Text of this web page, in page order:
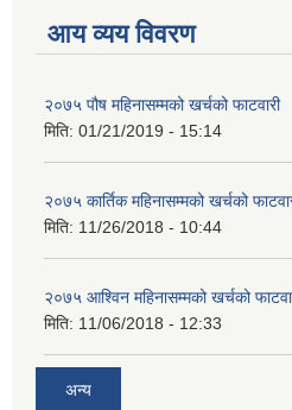
आय व्यय विवरण
२०७५ पौष महिनासम्मको खर्चको फाटवारी
मिति: 01/21/2019 - 15:14
२०७५ कार्तिक महिनासम्मको खर्चको
मिति: 11/26/2018 - 10:44
२०७५ आश्विन महिनासम्मको खर्चको
मिति: 11/06/2018 - 12:33
अन्य